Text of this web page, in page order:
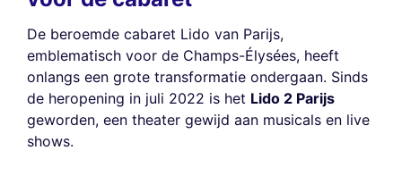
De beroemde cabaret Lido van Parijs,
emblematisch voor de Champs-Élysées, heeft
onlangs een grote transformatie ondergaan. Sinds
de heropening in juli 2022 is het Lido 2 Parijs
geworden, een theater gewijd aan musicals en live
shows.